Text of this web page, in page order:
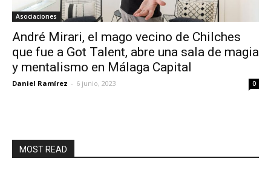
Asociaciones
André Mirari, el mago vecino de Chilches
que fue a Got Talent, abre una sala de magia
y mentalismo en Málaga Capital
Daniel Ramírez - 6 junio, 2023 0
MOST READ